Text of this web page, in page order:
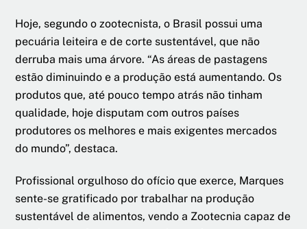
Hoje, segundo o zootecnista, o Brasil possui uma
pecuária leiteira e de corte sustentável, que não
derruba mais uma árvore. “As áreas de pastagens
estão diminuindo e a produção está aumentando. Os
produtos que, até pouco tempo atrás não tinham
qualidade, hoje disputam com outros países
produtores os melhores e mais exigentes mercados
do mundo”, destaca.
Profissional orgulhoso do ofício que exerce, Marques
sente-se gratificado por trabalhar na produção
sustentável de alimentos, vendo a Zootecnia capaz de